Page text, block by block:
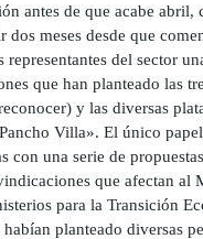
antes de que acabe
dos meses desde que
representantes del sector
que han planteado las
y las diversas
Villa». El único
con una serie de
que afectan
para la Transición
planteado diversas